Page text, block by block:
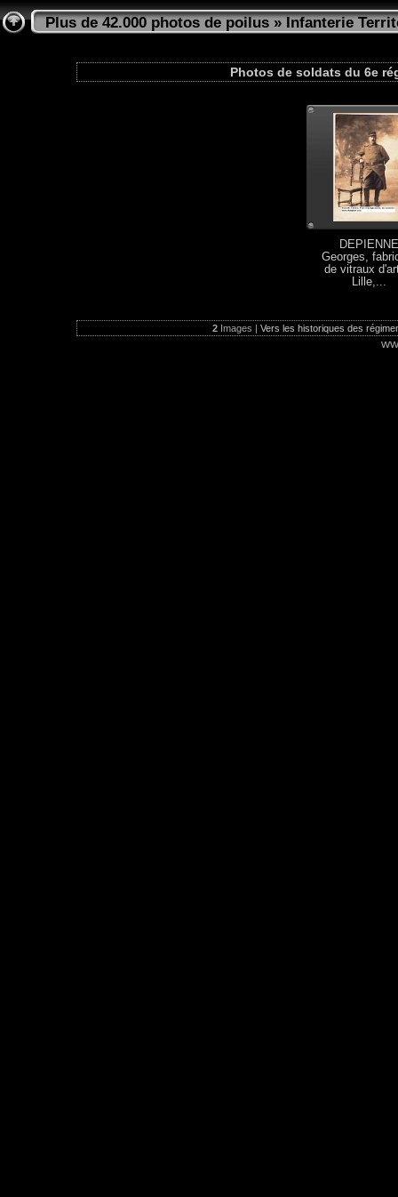
Plus de 42.000 photos de poilus»Infanterie
Photos de soldats du 6e
DEPIENNE
Georges,
de vitraux
Lille,...
2Images | Vers les historiques des